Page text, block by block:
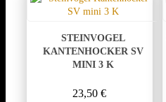
STEINVOGEL
KANTENHOCKER SV
MINI 3 K
23,50€